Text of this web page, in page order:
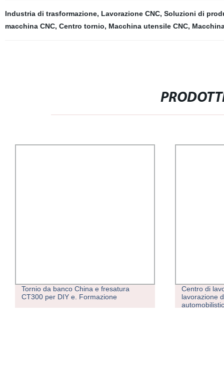
Industria di trasformazione, Lavorazione CNC, Soluzioni di
macchina CNC, Centro tornio, Macchina utensile CNC,
Centro di lavorazione verticale Vmc855
lavorazione di precisione del cambio